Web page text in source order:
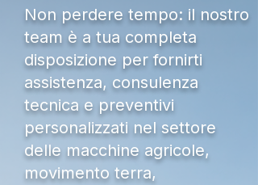
Non perdere tempo: il nostro
team è a tua completa
disposizione per fornirti
assistenza, consulenza
tecnica e preventivi
personalizzati nel settore
delle macchine agricole,
movimento terra,